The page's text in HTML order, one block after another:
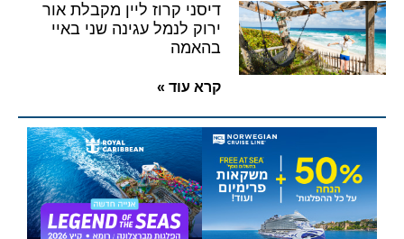
דיסני קרוז ליין מקבלת אור
ירוק לנמל עגינה שני באיי
בהאמה
קרא עוד »